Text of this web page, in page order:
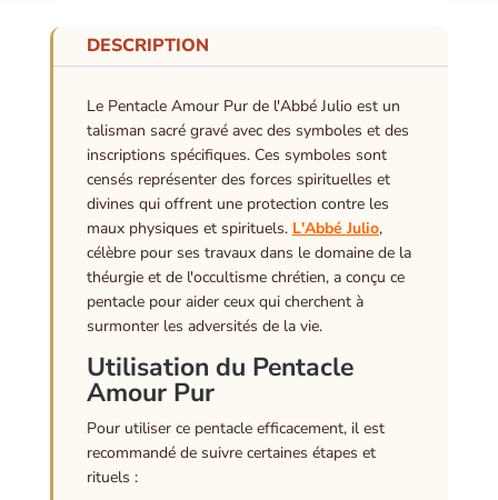
DESCRIPTION
Le Pentacle Amour Pur de l'Abbé Julio est un
talisman sacré gravé avec des symboles et des
inscriptions spécifiques. Ces symboles sont
censés représenter des forces spirituelles et
divines qui offrent une protection contre les
maux physiques et spirituels. L'Abbé Julio,
célèbre pour ses travaux dans le domaine de la
théurgie et de l'occultisme chrétien, a conçu ce
pentacle pour aider ceux qui cherchent à
surmonter les adversités de la vie.
Utilisation du Pentacle
Amour Pur
Pour utiliser ce pentacle efficacement, il est
recommandé de suivre certaines étapes et
rituels :